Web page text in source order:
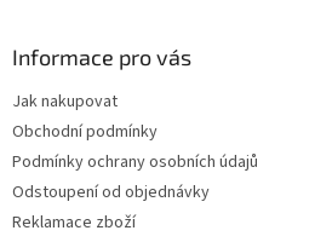
Informace pro vás
Jak nakupovat
Obchodní podmínky
Podmínky ochrany osobních údajů
Odstoupení od objednávky
Reklamace zboží